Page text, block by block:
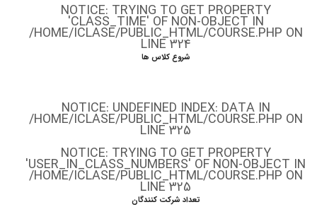
NOTICE: TRYING TO GET PROPERTY
'CLASS_TIME' OF NON-OBJECT IN
/HOME/ICLASE/PUBLIC_HTML/COURSE.PHP ON
LINE324
شروع کلاس ها
NOTICE: UNDEFINED INDEX: DATA IN
/HOME/ICLASE/PUBLIC_HTML/COURSE.PHP ON
LINE325
NOTICE: TRYING TO GET PROPERTY
'USER_IN_CLASS_NUMBERS' OF NON-OBJECT IN
/HOME/ICLASE/PUBLIC_HTML/COURSE.PHP ON
LINE325
تعداد شرکت کنندگان